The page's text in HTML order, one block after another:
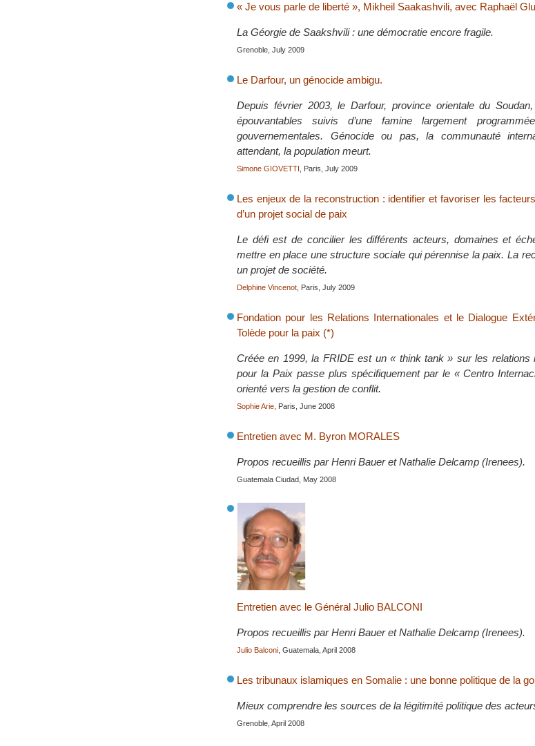
« Je vous parle de liberté », Mikheil Saakashvili, avec Raphaël
La Géorgie de Saakshvili : une démocratie encore fragile.
Grenoble, July 2009
Le Darfour, un génocide ambigu.
Depuis février 2003, le Darfour, province orientale du
épouvantables suivis d’une famine largement
gouvernementales. Génocide ou pas, la communauté
attendant, la population meurt.
Simone GIOVETTI , Paris, July 2009
Les enjeux de la reconstruction : identifier et favoriser les
d’un projet social de paix
Le défi est de concilier les différents acteurs, domaines et
mettre en place une structure sociale qui pérennise la paix. La
un projet de société.
Delphine Vincenot , Paris, July 2009
Fondation pour les Relations Internationales et le Dialogue
Tolède pour la paix (*)
Créée en 1999, la FRIDE est un « think tank » sur les relations
pour la Paix passe plus spécifiquement par le « Centro
orienté vers la gestion de conflit.
Sophie Arie , Paris, June 2008
Entretien avec M. Byron MORALES
Propos recueillis par Henri Bauer et Nathalie Delcamp (Irenees).
Guatemala Ciudad, May 2008
Entretien avec le Général Julio BALCONI
Propos recueillis par Henri Bauer et Nathalie Delcamp (Irenees).
Julio Balconi , Guatemala, April 2008
Les tribunaux islamiques en Somalie : une bonne politique de la
Mieux comprendre les sources de la légitimité politique des
Grenoble, April 2008